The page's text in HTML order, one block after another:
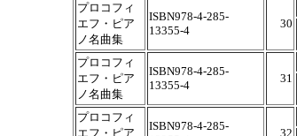
プロコフィ
エフ・ピア
ノ名曲集
ISBN978-4-285-
13355-4
30
プロコフィ
エフ・ピア
ノ名曲集
ISBN978-4-285-
13355-4
31
プロコフィ
エフ・ピア
ISBN978-4-285-
32